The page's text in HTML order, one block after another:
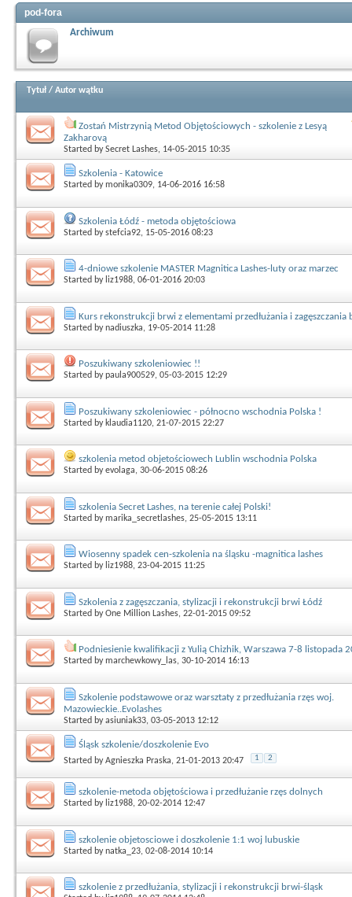
pod-fora
Archiwum
Tytuł / Autor wątku
Zostań Mistrzynią Metod Objętościowych - szkolenie z Lesyą
Zakharovą
Started bySecret Lashes, 14-05-2015 10:35
Szkolenia - Katowice
Started bymonika0309, 14-06-2016 16:58
Szkolenia Łódź - metoda objętościowa
Started bystefcia92, 15-05-2016 08:23
4-dniowe szkolenie MASTER Magnitica Lashes-luty oraz marzec
Started by liz1988, 06-01-2016 20:03
Kurs rekonstrukcji brwi z elementami przedłużania i zagęszczania
Started bynadiuszka, 19-05-2014 11:28
Poszukiwany szkoleniowiec !!
Started bypaula900529, 05-03-2015 12:29
Poszukiwany szkoleniowiec - północno wschodnia Polska !
Started by klaudia1120, 21-07-2015 22:27
szkolenia metod objetościowech Lublin wschodnia Polska
Started byevolaga, 30-06-2015 08:26
szkolenia Secret Lashes, na terenie całej Polski!
Started bymarika_secretlashes, 25-05-2015 13:11
Wiosenny spadek cen-szkolenia na śląsku -magnitica lashes
Started by liz1988, 23-04-2015 11:25
Szkolenia z zagęszczania, stylizacji i rekonstrukcji brwi Łódź
Started byOne Million Lashes, 22-01-2015 09:52
Podniesienie kwalifikacji z Yulią Chizhik, Warszawa 7-8 listopada
Started bymarchewkowy_las, 30-10-2014 16:13
Szkolenie podstawowe oraz warsztaty z przedłużania rzęs woj.
Mazowieckie..Evolashes
Started byasiuniak33, 03-05-2013 12:12
Śląsk szkolenie/doszkolenie Evo
Started byAgnieszka Praska, 21-01-2013 20:47 1 2
szkolenie-metoda objętościowa i przedłużanie rzęs dolnych
Started byliz1988, 20-02-2014 12:47
szkolenie objetosciowe i doszkolenie 1:1 woj lubuskie
Started bynatka_23, 02-08-2014 10:14
szkolenie z przedłużania, stylizacji i rekonstrukcji brwi-śląsk